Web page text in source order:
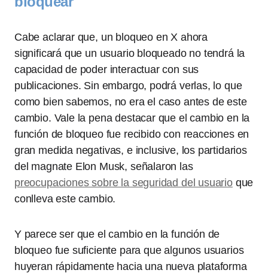
Cabe aclarar que, un bloqueo en X ahora
significará que un usuario bloqueado no tendrá la
capacidad de poder interactuar con sus
publicaciones. Sin embargo, podrá verlas, lo que
como bien sabemos, no era el caso antes de este
cambio. Vale la pena destacar que el cambio en la
función de bloqueo fue recibido con reacciones en
gran medida negativas, e inclusive, los partidarios
del magnate Elon Musk, señalaron las
preocupaciones sobre la seguridad del usuarioque
conlleva este cambio.
Y parece ser que el cambio en la función de
bloqueo fue suficiente para que algunos usuarios
huyeran rápidamente hacia una nueva plataforma